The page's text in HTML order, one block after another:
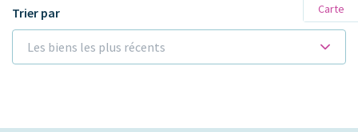
Carte
Trier par
Les biens les plus récents